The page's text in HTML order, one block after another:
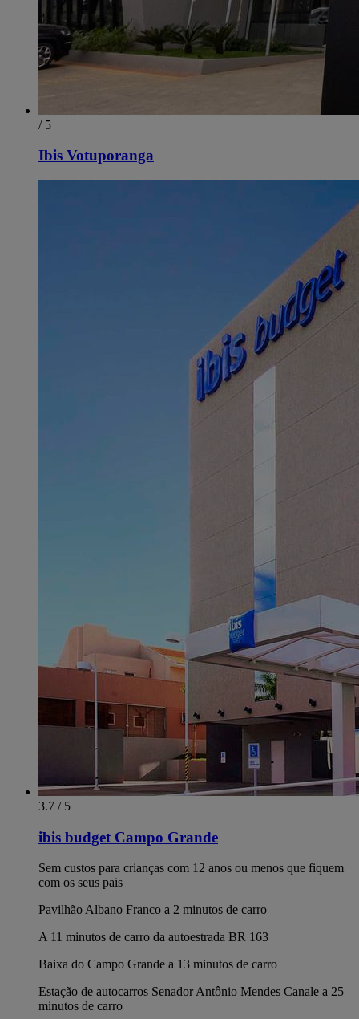
/ 5
Ibis Votuporanga
3.7 / 5
ibis budget Campo Grande
Sem custos para crianças com 12 anos ou menos que fiquem
com os seus pais
Pavilhão Albano Franco a 2 minutos de carro
A 11 minutos de carro da autoestrada BR 163
Baixa do Campo Grande a 13 minutos de carro
Estação de autocarros Senador Antônio Mendes Canale a 25
minutos de carro